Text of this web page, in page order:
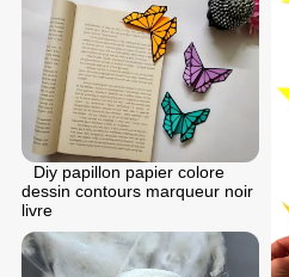
Diy papillon papier colore
dessin contours marqueur noir
livre